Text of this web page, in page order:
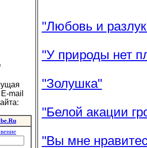
mail
"Любовь и
"У природы нет
"Золушка"
"Белой акации
"Вы мне